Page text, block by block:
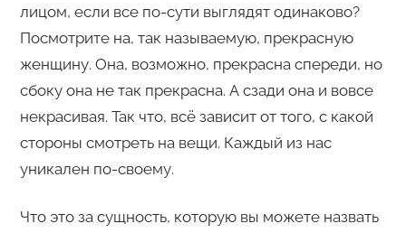
лицом, если все по-сути выглядят одинаково?
Посмотрите на, так называемую, прекрасную
женщину. Она, возможно, прекрасна спереди, но
сбоку она не так прекрасна. А сзади она и вовсе
некрасивая. Так что, всё зависит от того, с какой
стороны смотреть на вещи. Каждый из нас
уникален по-своему.
Что это за сущность, которую вы можете назвать